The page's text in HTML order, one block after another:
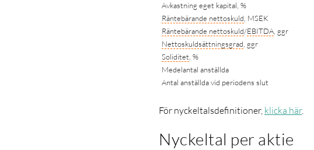
Avkastning eget kapital, %
Räntebärande nettoskuld, MSEK
Räntebärande nettoskuld/EBITDA, ggr
Nettoskuldsättningsgrad, ggr
Soliditet, %
Medelantal anställda
Antal anställda vid periodens slut
För nyckeltalsdefinitioner, klicka här.
Nyckeltal per aktie